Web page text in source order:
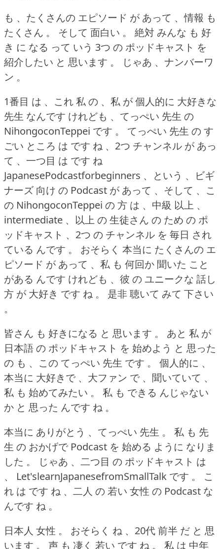
も 、たくさんの エピソード が あって 、情報 も
たくさん 。
そして 面白い 。
絶対 みんな も 好
き に なる って いう 3つ の ポッドキャスト を
紹介したい と 思います 。
じゃあ 、ナンバーワ
ン 。
1番目 は 、これ 私 の 、私 が 個人的に 大好きな
先生 なんです けれども 、てっぺい 先生 の
NihongoconTeppei です 。
てっぺい 先生 の す
ごい ところ は です ね 、2つ チャンネル が あっ
て 、一つ目 は です ね
JapanesePodcastforbeginners 、という 、ビギ
ナーズ 向け の Podcast が あって 、そして 、こ
の NihongoconTeppei の 方 は 、中級 以上 、
intermediate 、以上 の 生徒さん の ため の ポ
ッドキャスト 、2つ の チャンネル を 毎日 され
ている んです 。
おそらく 本当に たくさんの エ
ピソード が あって 、私 も 何回か 聞いた こと
がある んです けれども 、彼 の ユニークな 話し
方 が 大好き です ね 。
是非 聴いて みて 下さい
。
皆さん も 好きになる と 思います 。
あと 私 が
日本語 の ポッドキャスト を 始めよう と 思った
の も 、この てっぺい 先生 です 。
個人的に 、
本当に 大好きで 、大ファン で 、聞いていて 、
私 も 始めてみたい 。
私 も できる んじゃない
か と 思った んです ね 。
本当に ありがとう 、てっぺい 先生 。
私 も 先
生 の おかげで Podcast を 始める ように なりま
した 。
じゃあ 、二つ目 の ポッドキャスト は
、 Let'slearnJapanesefromSmallTalk です 。
こ
れ は です ね 、二人 の 若い 女性 の Podcast な
んです ね 。
日本人 女性 。
おそらく ね 、20代 前半 だ と 思
います 。
声 も 凄く 若い です ね 。 私 は 中年